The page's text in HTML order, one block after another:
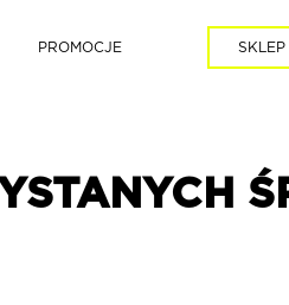
PROMOCJE SKLEP